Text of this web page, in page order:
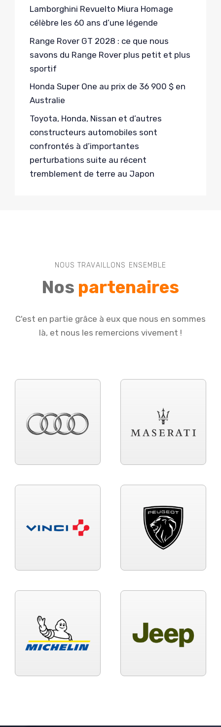
Lamborghini Revuelto Miura Homage
célèbre les 60 ans d’une légende
Range Rover GT 2028 : ce que nous
savons du Range Rover plus petit et plus
sportif
Honda Super One au prix de 36 900 $ en
Australie
Toyota, Honda, Nissan et d’autres
constructeurs automobiles sont
confrontés à d’importantes
perturbations suite au récent
tremblement de terre au Japon
NOUS TRAVAILLONS ENSEMBLE
Nos partenaires
C'est en partie grâce à eux que nous en sommes
là, et nous les remercions vivement !